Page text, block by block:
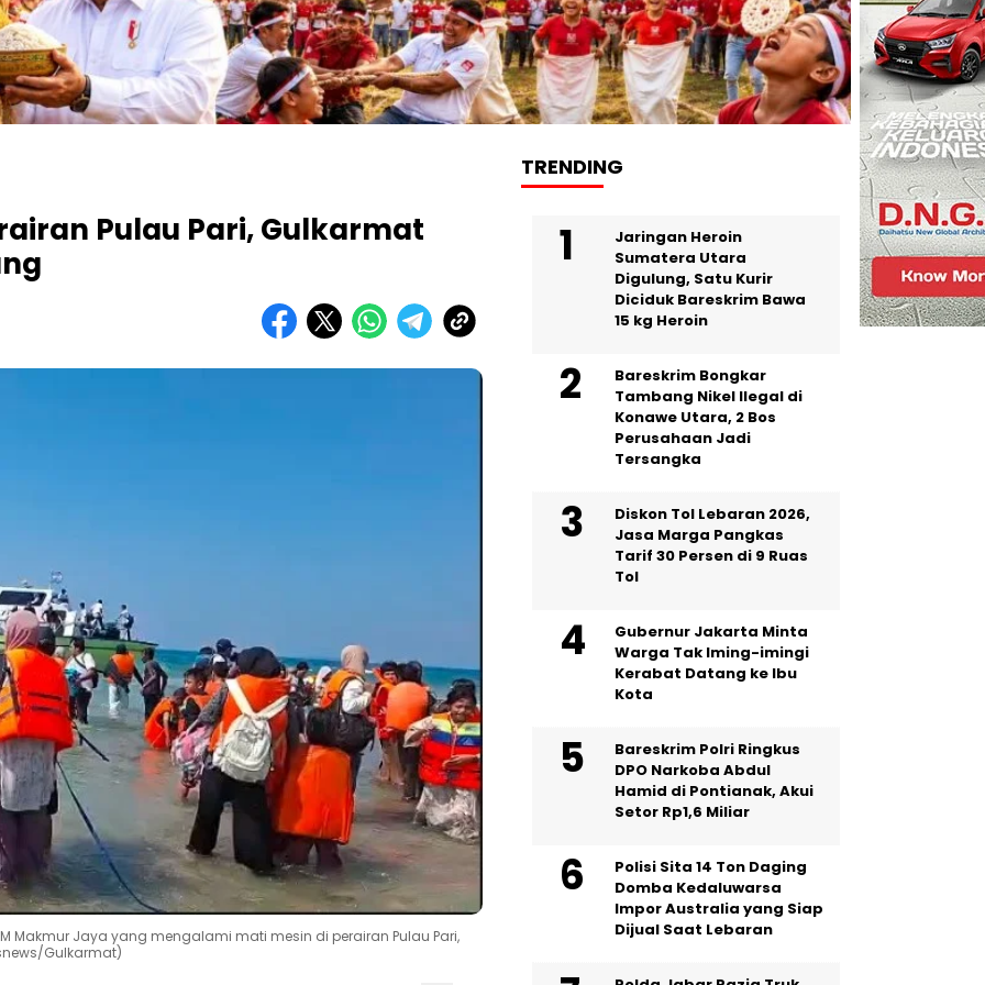
Pulau Pari, Gulkarmat
Makmur Jaya yang mengalami mati mesin di perairan Pulau Pari,
Gulkarmat)
TRENDING
Jaringan Heroin
Sumatera Utara
Digulung, Satu Kurir
Diciduk Bareskrim Bawa
15 kg Heroin
Bareskrim Bongkar
Tambang Nikel Ilegal di
Konawe Utara, 2 Bos
Perusahaan Jadi
Tersangka
Diskon Tol Lebaran 2026,
Jasa Marga Pangkas
Tarif 30 Persen di 9 Ruas
Tol
Gubernur Jakarta Minta
Warga Tak Iming-imingi
Kerabat Datang ke Ibu
Kota
Bareskrim Polri Ringkus
DPO Narkoba Abdul
Hamid di Pontianak, Akui
Setor Rp1,6 Miliar
Polisi Sita 14 Ton Daging
Domba Kedaluwarsa
Impor Australia yang Siap
Dijual Saat Lebaran